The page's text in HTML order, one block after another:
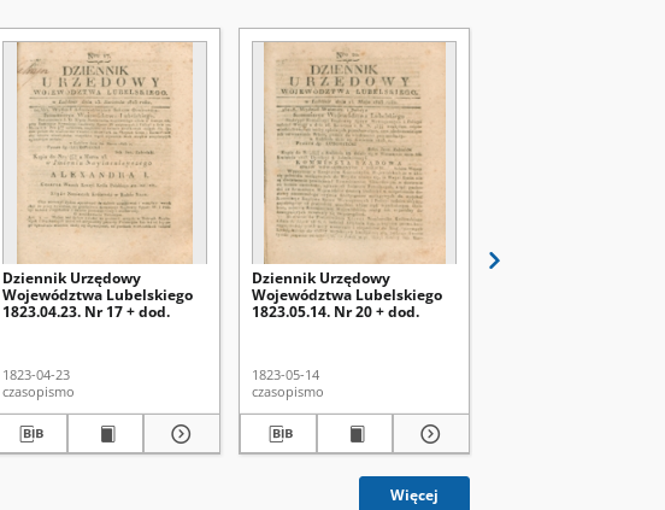
Dziennik Urzędowy
Województwa Lubelskiego
1823.04.23. Nr 17 + dod.
1823-04-23
czasopismo
Dziennik Urzędowy
Województwa Lubelskiego
1823.05.14. Nr 20 + dod.
1823-05-14
czasopismo
Więcej